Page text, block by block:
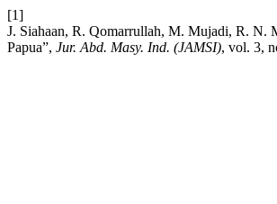
[1]
J. Siahaan, R. Qomarrullah, M. Mujadi, R. N.
Papua”, Jur. Abd. Masy. Ind. (JAMSI), vol. 3,